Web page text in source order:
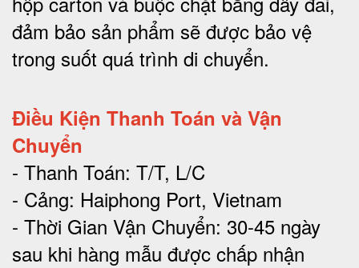
đảm bảo sản phẩm sẽ được bảo vệ
trong suốt quá trình di chuyển.
Điều Kiện Thanh Toán và Vận
Chuyển
- Thanh Toán: T/T, L/C
- Cảng: Haiphong Port, Vietnam
- Thời Gian Vận Chuyển: 30-45 ngày
sau khi hàng mẫu được chấp nhận